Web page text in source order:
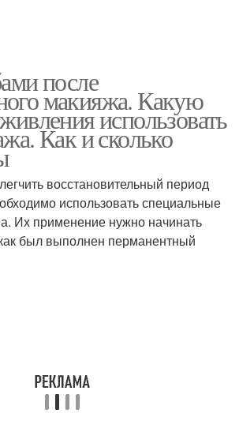
после
макияжа. Какую
использовать
Как и сколько
восстановительный период
использовать специальные
Их применение нужно начинать
был выполнен перманентный